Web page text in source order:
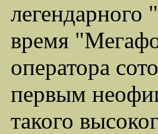
время
оператора
первым
такого